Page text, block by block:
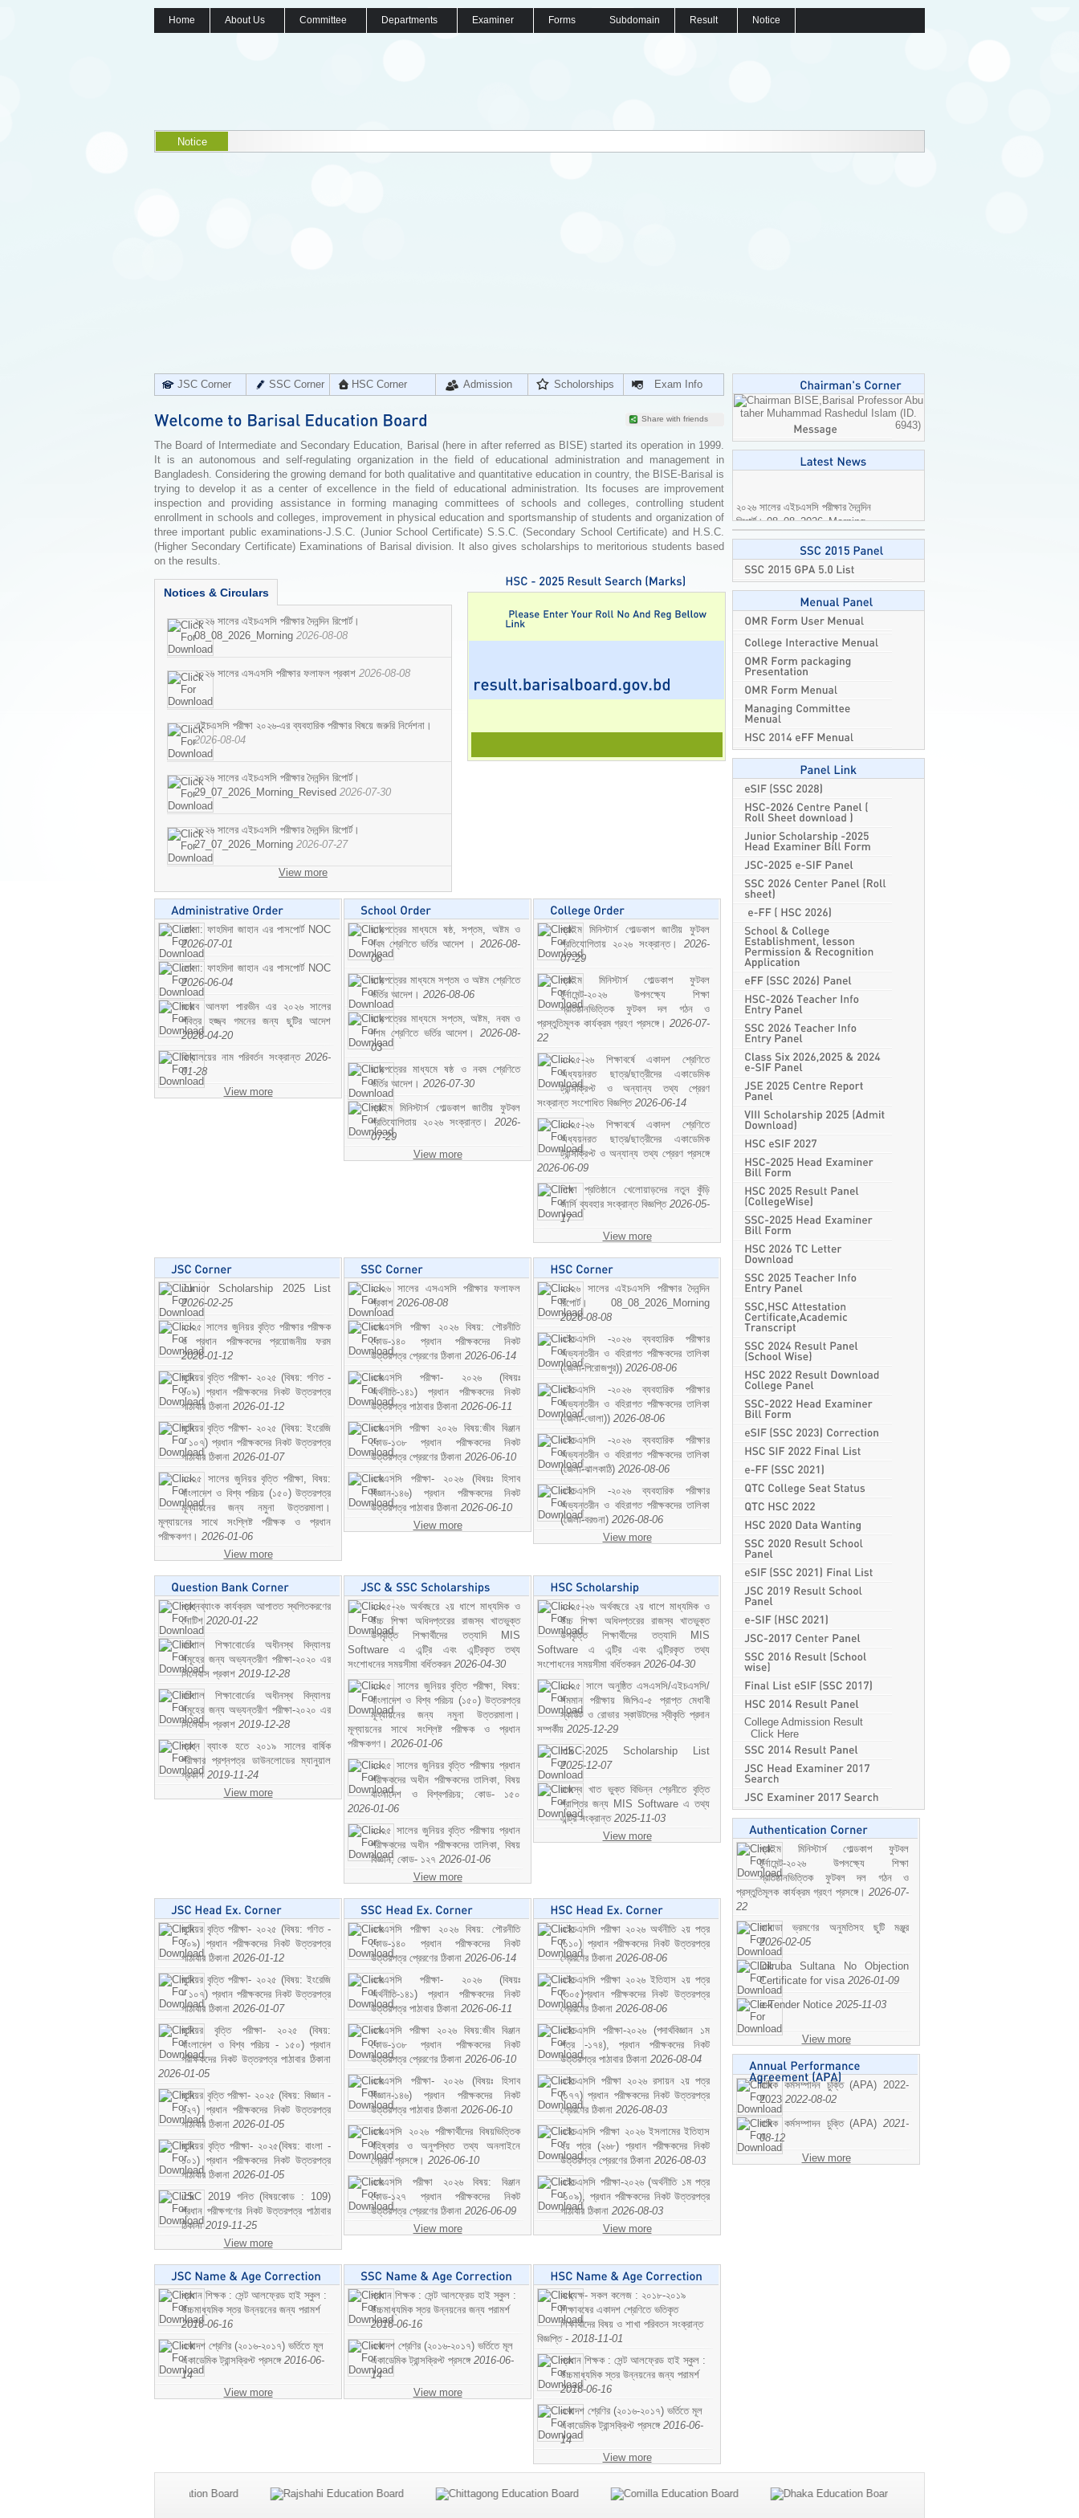
Home About Us Committee Departments Examiner Forms Subdomain Result Notice
Notice
JSC Corner SSC Corner HSC Corner Admission Scholorships Exam Info
Share with friends
The Board of Intermediate and Secondary Education, Barisal (here in after referred as BISE) started its operation in 1999.
It is an autonomous and self-regulating organization in the field of educational administration and management in
Bangladesh. Considering the growing demand for both qualitative and quantitative education in country, the BISE-Barisal is
trying to develop it as a center of excellence in the field of educational administration. Its focuses are improvement
inspection and providing assistance in forming managing committees of schools and colleges, controlling student
enrollment in schools and colleges, improvement in physical education and sportsmanship of students and organization of
three important public examinations-J.S.C. (Junior School Certificate) S.S.C. (Secondary School Certificate) and H.S.C.
(Higher Secondary Certificate) Examinations of Barisal division. It also gives scholarships to meritorious students based
on the results.
Notices & Circulars
২০২৬ সালের এইচএসসি পরীক্ষার দৈনন্দিন রিপোর্ট।
08_08_2026_Morning 2026-08-08
২০২৬ সালের এসএসসি পরীক্ষার ফলাফল প্রকাশ 2026-08-08
এইচএসসি পরীক্ষা ২০২৬-এর ব্যবহারিক পরীক্ষার বিষয়ে জরুরি নির্দেশনা।
2026-08-04
২০২৬ সালের এইচএসসি পরীক্ষার দৈনন্দিন রিপোর্ট।
29_07_2026_Morning_Revised 2026-07-30
২০২৬ সালের এইচএসসি পরীক্ষার দৈনন্দিন রিপোর্ট।
27_07_2026_Morning 2026-07-27
View more
মোসা: ফাহমিদা জাহান এর পাসপোর্ট NOC
2026-07-01
মোসা: ফাহমিদা জাহান এর পাসপোর্ট NOC
2026-06-04
জনাব আলফা পারভীন এর ২০২৬ সালের
পবিত্র হজ্জ্ব গমনের জন্য ছুটির আদেশ
2026-04-20
বিদ্যালয়ের নাম পরিবর্তন সংক্রান্ত 2026-
01-28
View more
ছাড়পত্রের মাধ্যমে ষষ্ঠ, সপ্তম, অষ্টম ও
নবম শ্রেণিতে ভর্তির আদেশ । 2026-08-
06
ছাড়পত্রের মাধ্যমে সপ্তম ও অষ্টম শ্রেণিতে
ভর্তির আদেশ। 2026-08-06
ছাড়পত্রের মাধ্যমে সপ্তম, অষ্টম, নবম ও
দশম শ্রেণিতে ভর্তির আদেশ। 2026-08-
03
ছাড়পত্রের মাধ্যমে ষষ্ঠ ও নবম শ্রেণিতে
ভর্তির আদেশ। 2026-07-30
প্রাইম মিনিস্টার্স গোল্ডকাপ জাতীয় ফুটবল
প্রতিযোগিতায় ২০২৬ সংক্রান্ত। 2026-
07-29
View more
প্রাইম মিনিস্টার্স গোল্ডকাপ জাতীয় ফুটবল
প্রতিযোগিতায় ২০২৬ সংক্রান্ত। 2026-
07-29
প্রাইম মিনিস্টার্স গোল্ডকাপ ফুটবল
টুর্নামেন্ট-২০২৬ উপলক্ষ্যে শিক্ষা
প্রতিষ্ঠানভিত্তিক ফুটবল দল গঠন ও
প্রস্তুতিমূলক কার্যক্রম গ্রহণ প্রসঙ্গে। 2026-07-
22
২০২৫-২৬ শিক্ষাবর্ষে একাদশ শ্রেণিতে
অধ্যয়নরত ছাত্র/ছাত্রীদের একাডেমিক
ট্রান্সক্রিপ্ট ও অন্যান্য তথ্য প্রেরণ
সংক্রান্ত সংশোধিত বিজ্ঞপ্তি 2026-06-14
২০২৫-২৬ শিক্ষাবর্ষে একাদশ শ্রেণিতে
অধ্যয়নরত ছাত্র/ছাত্রীদের একাডেমিক
ট্রান্সক্রিপ্ট ও অন্যান্য তথ্য প্রেরণ প্রসঙ্গে
2026-06-09
শিক্ষা প্রতিষ্ঠানে খেলোয়াড়দের নতুন কুঁড়ি
জার্সি ব্যবহার সংক্রান্ত বিজ্ঞপ্তি 2026-05-
17
View more
Junior Scholarship 2025 List
2026-02-25
২০২৫ সালের জুনিয়র বৃত্তি পরীক্ষার পরীক্ষক
ও প্রধান পরীক্ষকদের প্রয়োজনীয় ফরম
2026-01-12
জুনিয়র বৃত্তি পরীক্ষা- ২০২৫ (বিষয়: গণিত -
১০৯) প্রধান পরীক্ষকদের নিকট উত্তরপত্র
পাঠাবার ঠিকানা 2026-01-12
জুনিয়র বৃত্তি পরীক্ষা- ২০২৫ (বিষয়: ইংরেজি
- ১০৭) প্রধান পরীক্ষকদের নিকট উত্তরপত্র
পাঠাবার ঠিকানা 2026-01-07
২০২৫ সালের জুনিয়র বৃত্তি পরীক্ষা, বিষয়:
বাংলাদেশ ও বিশ্ব পরিচয় (১৫০) উত্তরপত্র
মূল্যায়নের জন্য নমুনা উত্তরমালা।
মূল্যায়নের সাথে সংশ্লিষ্ট পরীক্ষক ও প্রধান
পরীক্ষকগণ। 2026-01-06
View more
২০২৬ সালের এসএসসি পরীক্ষার ফলাফল
প্রকাশ 2026-08-08
এসএসসি পরীক্ষা ২০২৬ বিষয়: পৌরনীতি
কোড-১৪০ প্রধান পরীক্ষকদের নিকট
উত্তরপত্র প্রেরণের ঠিকানা 2026-06-14
এসএসসি পরীক্ষা- ২০২৬ (বিষয়ঃ
অর্থনীতি-১৪১) প্রধান পরীক্ষকদের নিকট
উত্তরপত্র পাঠাবার ঠিকানা 2026-06-11
এসএসসি পরীক্ষা ২০২৬ বিষয়:জীব বিঞ্জান
কোড-১৩৮ প্রধান পরীক্ষকদের নিকট
উত্তরপত্র প্রেরণের ঠিকানা 2026-06-10
এসএসসি পরীক্ষা- ২০২৬ (বিষয়ঃ হিসাব
বিজ্ঞান-১৪৬) প্রধান পরীক্ষকদের নিকট
উত্তরপত্র পাঠাবার ঠিকানা 2026-06-10
View more
২০২৬ সালের এইচএসসি পরীক্ষার দৈনন্দিন
রিপোর্ট। 08_08_2026_Morning
2026-08-08
এইচএসসি -২০২৬ ব্যবহারিক পরীক্ষার
অভ্যন্তরীন ও বহিরাগত পরীক্ষকদের তালিকা
(জেলা-পিরোজপুর)) 2026-08-06
এইচএসসি -২০২৬ ব্যবহারিক পরীক্ষার
অভ্যন্তরীন ও বহিরাগত পরীক্ষকদের তালিকা
(জেলা-ভোলা)) 2026-08-06
এইচএসসি -২০২৬ ব্যবহারিক পরীক্ষার
অভ্যন্তরীন ও বহিরাগত পরীক্ষকদের তালিকা
(জেলা-ঝালকাঠি) 2026-08-06
এইচএসসি -২০২৬ ব্যবহারিক পরীক্ষার
অভ্যন্তরীন ও বহিরাগত পরীক্ষকদের তালিকা
(জেলা-বরগুনা) 2026-08-06
View more
প্রশ্নব্যাংক কার্যক্রম আপাতত স্থগিতকরণের
নোটিশ 2020-01-22
বরিশাল শিক্ষাবোর্ডের অধীনস্থ বিদ্যালয়
সমূহের জন্য অভ্যন্তরীণ পরীক্ষা-২০২০ এর
সিলেবাস প্রকাশ 2019-12-28
বরিশাল শিক্ষাবোর্ডের অধীনস্থ বিদ্যালয়
সমূহের জন্য অভ্যন্তরীণ পরীক্ষা-২০২০ এর
সিলেবাস প্রকাশ 2019-12-28
প্রশ্ন ব্যাংক হতে ২০১৯ সালের বার্ষিক
পরীক্ষার প্রশ্নপত্র ডাউনলোডের ম্যানুয়াল
প্রকাশ 2019-11-24
View more
২০২৫-২৬ অর্থবছরে ২য় ধাপে মাধ্যমিক ও
উচ্চ শিক্ষা অধিদপ্তরের রাজস্ব খাতভুক্ত
উপবৃত্তি শিক্ষার্থীদের তত্যাদি MIS
Software এ এন্ট্রি এবং এন্ট্রিকৃত তথ্য
সংশোধনের সময়সীমা বর্ধিতকরন 2026-04-30
২০২৫ সালের জুনিয়র বৃত্তি পরীক্ষা, বিষয়:
বাংলাদেশ ও বিশ্ব পরিচয় (১৫০) উত্তরপত্র
মূল্যায়নের জন্য নমুনা উত্তরমালা।
মূল্যায়নের সাথে সংশ্লিষ্ট পরীক্ষক ও প্রধান
পরীক্ষকগণ। 2026-01-06
২০২৫ সালের জুনিয়র বৃত্তি পরীক্ষায় প্রধান
পরীক্ষকদের অধীন পরীক্ষকদের তালিকা, বিষয়
বাংলাদেশ ও বিশ্বপরিচয়; কোড- ১৫০
2026-01-06
২০২৫ সালের জুনিয়র বৃত্তি পরীক্ষায় প্রধান
পরীক্ষকদের অধীন পরীক্ষকদের তালিকা, বিষয়
বিজ্ঞান; কোড- ১২৭ 2026-01-06
View more
২০২৫-২৬ অর্থবছরে ২য় ধাপে মাধ্যমিক ও
উচ্চ শিক্ষা অধিদপ্তরের রাজস্ব খাতভুক্ত
উপবৃত্তি শিক্ষার্থীদের তত্যাদি MIS
Software এ এন্ট্রি এবং এন্ট্রিকৃত তথ্য
সংশোধনের সময়সীমা বর্ধিতকরন 2026-04-30
২০২৫ সালে অনুষ্ঠিত এসএসসি/এইচএসসি/
সমমান পরীক্ষায় জিপিএ-৫ প্রাপ্ত মেধাবী
স্কাউট ও রোভার স্কাউটদের স্বীকৃতি প্রদান
সম্পর্কীয় 2025-12-29
HSC-2025 Scholarship List
2025-12-07
রাজস্ব খাত ভুক্ত বিভিন্ন শ্রেনীতে বৃত্তি
প্রাপ্তির জন্য MIS Software এ তথ্য
এন্ট্রি সংক্রান্ত 2025-11-03
View more
জুনিয়র বৃত্তি পরীক্ষা- ২০২৫ (বিষয়: গণিত -
১০৯) প্রধান পরীক্ষকদের নিকট উত্তরপত্র
পাঠাবার ঠিকানা 2026-01-12
জুনিয়র বৃত্তি পরীক্ষা- ২০২৫ (বিষয়: ইংরেজি
- ১০৭) প্রধান পরীক্ষকদের নিকট উত্তরপত্র
পাঠাবার ঠিকানা 2026-01-07
জুনিয়র বৃত্তি পরীক্ষা- ২০২৫ (বিষয়:
বাংলাদেশ ও বিশ্ব পরিচয় - ১৫০) প্রধান
পরীক্ষকদের নিকট উত্তরপত্র পাঠাবার ঠিকানা
2026-01-05
জুনিয়র বৃত্তি পরীক্ষা- ২০২৫ (বিষয়: বিজ্ঞান -
১২৭) প্রধান পরীক্ষকদের নিকট উত্তরপত্র
পাঠাবার ঠিকানা 2026-01-05
জুনিয়র বৃত্তি পরীক্ষা- ২০২৫(বিষয়: বাংলা -
১০১) প্রধান পরীক্ষকদের নিকট উত্তরপত্র
পাঠাবার ঠিকানা 2026-01-05
JSC 2019 গনিত (বিষয়কোড : 109)
প্রধান পরীক্ষগণের নিকট উত্তরপত্র পাঠাবার
ঠিকানা2019-11-25
View more
এসএসসি পরীক্ষা ২০২৬ বিষয়: পৌরনীতি
কোড-১৪০ প্রধান পরীক্ষকদের নিকট
উত্তরপত্র প্রেরণের ঠিকানা 2026-06-14
এসএসসি পরীক্ষা- ২০২৬ (বিষয়ঃ
অর্থনীতি-১৪১) প্রধান পরীক্ষকদের নিকট
উত্তরপত্র পাঠাবার ঠিকানা 2026-06-11
এসএসসি পরীক্ষা ২০২৬ বিষয়:জীব বিঞ্জান
কোড-১৩৮ প্রধান পরীক্ষকদের নিকট
উত্তরপত্র প্রেরণের ঠিকানা 2026-06-10
এসএসসি পরীক্ষা- ২০২৬ (বিষয়ঃ হিসাব
বিজ্ঞান-১৪৬) প্রধান পরীক্ষকদের নিকট
উত্তরপত্র পাঠাবার ঠিকানা 2026-06-10
এসএসসি ২০২৬ পরীক্ষার্থীদের বিষয়ভিত্তিক
বহিষ্কার ও অনুপস্থিত তথ্য অনলাইনে
প্রেরণ প্রসঙ্গে। 2026-06-10
এসএসসি পরীক্ষা ২০২৬ বিষয়: বিঞ্জান
কোড-১২৭ প্রধান পরীক্ষকদের নিকট
উত্তরপত্র প্রেরণের ঠিকানা 2026-06-09
View more
এইচএসসি পরীক্ষা ২০২৬ অর্থনীতি ২য় পত্র
(১১০) প্রধান পরীক্ষকদের নিকট উত্তরপত্র
প্রেরণের ঠিকানা 2026-08-06
এইচএসসি পরীক্ষা ২০২৬ ইতিহাস ২য় পত্র
(৩০৫)প্রধান পরীক্ষকদের নিকট উত্তরপত্র
প্রেরণের ঠিকানা 2026-08-06
এইচএসসি পরীক্ষা-২০২৬ (পদার্থবিজ্ঞান ১ম
পত্র -১৭৪), প্রধান পরীক্ষকদের নিকট
উত্তরপত্র পাঠাবার ঠিকানা 2026-08-04
এইচএসসি পরীক্ষা ২০২৬ রসায়ন ২য় পত্র
(১৭৭) প্রধান পরীক্ষকদের নিকট উত্তরপত্র
প্রেরণের ঠিকানা 2026-08-03
এইচএসসি পরীক্ষা ২০২৬ ইসলামের ইতিহাস
২য় পত্র (২৬৮) প্রধান পরীক্ষকদের নিকট
উত্তরপত্র প্রেরণের ঠিকানা 2026-08-03
এইচএসসি পরীক্ষা-২০২৬ (অর্থনীতি ১ম পত্র
-১০৯), প্রধান পরীক্ষকদের নিকট উত্তরপত্র
পাঠাবার ঠিকানা 2026-08-03
View more
প্রধান শিক্ষক : সেন্ট আলফ্রেড হাই স্কুল :
উচ্চমাধ্যমিক স্তর উন্নয়নের জন্য পরামর্শ
2016-06-16
একাদশ শ্রেণির (২০১৬-২০১৭) ভর্তিতে মূল
একাডেমিক ট্রান্সক্রিপ্ট প্রসঙ্গে 2016-06-
14
View more
প্রধান শিক্ষক : সেন্ট আলফ্রেড হাই স্কুল :
উচ্চমাধ্যমিক স্তর উন্নয়নের জন্য পরামর্শ
2016-06-16
একাদশ শ্রেণির (২০১৬-২০১৭) ভর্তিতে মূল
একাডেমিক ট্রান্সক্রিপ্ট প্রসঙ্গে 2016-06-
14
View more
অধ্যক্ষ- সকল কলেজ : ২০১৮-২০১৯
শিক্ষাবষের একাদশ শ্রেণিতে ভতিকৃত
শিক্ষাথীদের বিষয় ও শাখা পরিবতন সংক্রান্ত
বিজ্ঞপ্তি - 2018-11-01
প্রধান শিক্ষক : সেন্ট আলফ্রেড হাই স্কুল :
উচ্চমাধ্যমিক স্তর উন্নয়নের জন্য পরামর্শ
2016-06-16
একাদশ শ্রেণির (২০১৬-২০১৭) ভর্তিতে মূল
একাডেমিক ট্রান্সক্রিপ্ট প্রসঙ্গে 2016-06-
14
View more
Professor Abu
taher Muhammad Rashedul Islam (ID.
6943)
রিপোর্ট। 08_08_2026_Morning
2026-08-08
College Admission Result
Click Here
প্রাইম মিনিস্টার্স গোল্ডকাপ ফুটবল
টুর্নামেন্ট-২০২৬ উপলক্ষ্যে শিক্ষা
প্রতিষ্ঠানভিত্তিক ফুটবল দল গঠন ও
প্রস্তুতিমূলক কার্যক্রম গ্রহণ প্রসঙ্গে। 2026-07-
22
কানাডা ভ্রমণের অনুমতিসহ ছুটি মঞ্জুর
2026-02-05
Dilruba Sultana No Objection
Certificate for visa 2026-01-09
e-Tender Notice 2025-11-03
View more
বাষিক কর্মসম্পাদন চুক্তি (APA) 2022-
2023 2022-08-02
বাষিক কর্মসম্পাদন চুক্তি (APA) 2021-
08-12
View more